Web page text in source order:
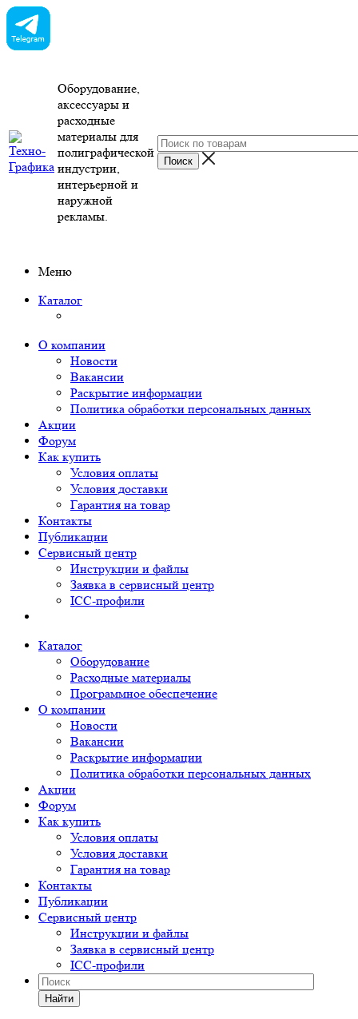
Оборудование,
аксессуары и
расходные
материалы для
полиграфической
индустрии,
интерьерной и
наружной
рекламы.
Меню
Каталог
О компании
Новости
Вакансии
Раскрытие информации
Политика обработки персональных данных
Акции
Форум
Как купить
Условия оплаты
Условия доставки
Гарантия на товар
Контакты
Публикации
Сервисный центр
Инструкции и файлы
Заявка в сервисный центр
ICC-профили
Каталог
Оборудование
Расходные материалы
Программное обеспечение
О компании
Новости
Вакансии
Раскрытие информации
Политика обработки персональных данных
Акции
Форум
Как купить
Условия оплаты
Условия доставки
Гарантия на товар
Контакты
Публикации
Сервисный центр
Инструкции и файлы
Заявка в сервисный центр
ICC-профили
Найти